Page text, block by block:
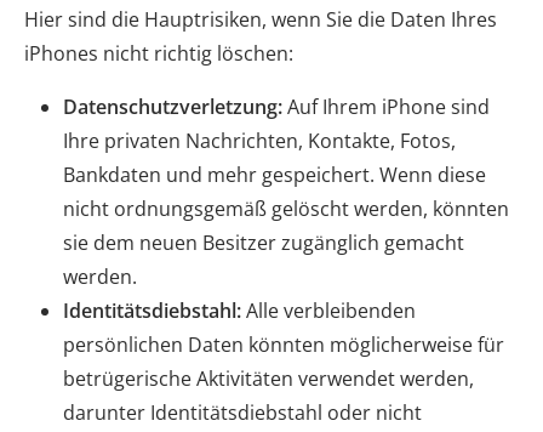
Hier sind die Hauptrisiken, wenn Sie die Daten Ihres
iPhones nicht richtig löschen:
Datenschutzverletzung:Auf Ihrem iPhone sind
Ihre privaten Nachrichten, Kontakte, Fotos,
Bankdaten und mehr gespeichert. Wenn diese
nicht ordnungsgemäß gelöscht werden, könnten
sie dem neuen Besitzer zugänglich gemacht
werden.
Identitätsdiebstahl:Alle verbleibenden
persönlichen Daten könnten möglicherweise für
betrügerische Aktivitäten verwendet werden,
darunter Identitätsdiebstahl oder nicht